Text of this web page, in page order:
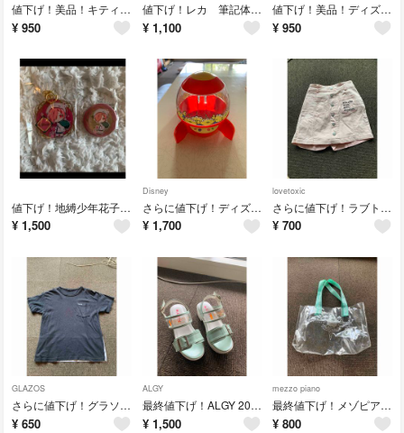
値下げ！美品！キティちゃん お面
¥ 950
値下げ！レカ 筆記体プリントロゴTシャツ
¥ 1,100
値下げ！美品！ディズニー チョコエッグ
¥ 950
値下げ！地縛少年花子くん三葉惣助ミツバ おとぎ話缶バッジアクリルキーホルダー
¥ 1,500
Disney
さらに値下げ！ディズニーランド トイ・ストーリーケース
¥ 1,700
lovetoxic
さらに値下げ！ラブトキ スカート
¥ 700
GLAZOS
さらに値下げ！グラソス 150センチTシャツ
¥ 650
ALGY
最終値下げ！ALGY 20センチサンダル
¥ 1,500
mezzo piano
最終値下げ！メゾピアノ プールバック
¥ 800